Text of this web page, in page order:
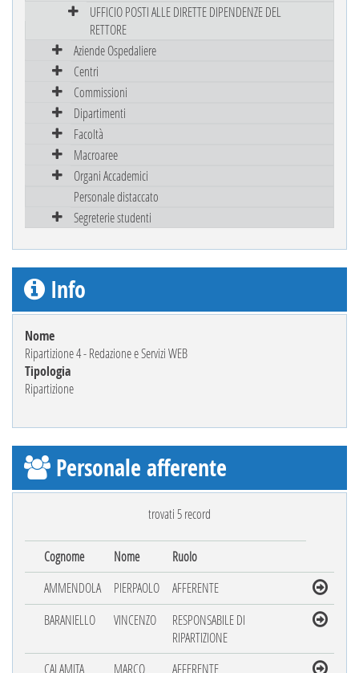
UFFICIO POSTI ALLE DIRETTE DIPENDENZE DEL
RETTORE
Aziende Ospedaliere
Centri
Commissioni
Dipartimenti
Facoltà
Macroaree
Organi Accademici
Personale distaccato
Segreterie studenti
Info
Nome
Ripartizione 4 - Redazione e Servizi WEB
Tipologia
Ripartizione
Personale afferente
trovati 5 record
Cognome Nome
Ruolo
AMMENDOLA
PIERPAOLO
AFFERENTE
BARANIELLO
VINCENZO
RESPONSABILE DI
RIPARTIZIONE
CALAMITA
MARCO AFFERENTE